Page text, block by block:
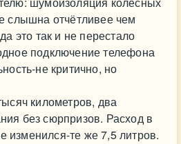
слышна отчётливее чем
это так и не перестало
подключение телефона
не критично, но
километров, два
без сюрпризов. Расход в
те же 7,5 литров.